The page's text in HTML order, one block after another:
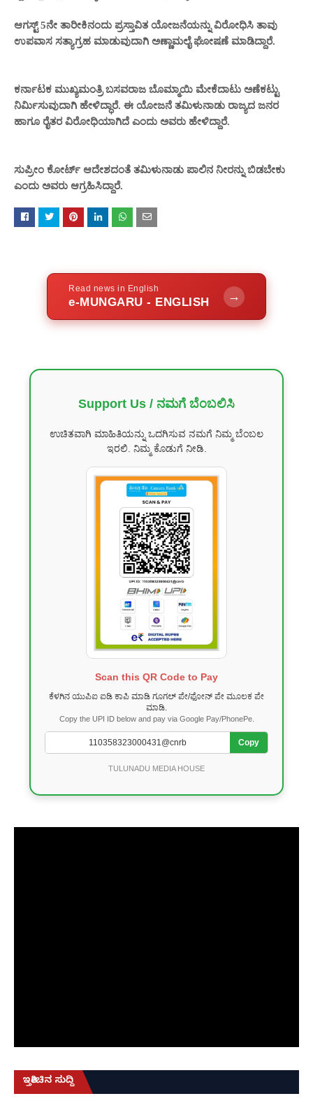
ಆಗಸ್ಟ್ 5ನೇ ತಾರೀಕಿನಂದು ಪ್ರಸ್ತಾವಿತ ಯೋಜನೆಯನ್ನು ವಿರೋಧಿಸಿ ತಾವು
ಉಪವಾಸ ಸತ್ಯಾಗ್ರಹ ಮಾಡುವುದಾಗಿ ಅಣ್ಣಾಮಲೈ ಘೋಷಣೆ ಮಾಡಿದ್ದಾರೆ.
ಕರ್ನಾಟಕ ಮುಖ್ಯಮಂತ್ರಿ ಬಸವರಾಜ ಬೊಮ್ಮಾಯಿ ಮೇಕೆದಾಟು ಅಣೆಕಟ್ಟು
ನಿರ್ಮಿಸುವುದಾಗಿ ಹೇಳಿದ್ಧಾರೆ. ಈ ಯೋಜನೆ ತಮಿಳುನಾಡು ರಾಜ್ಯದ ಜನರ
ಹಾಗೂ ರೈತರ ವಿರೋಧಿಯಾಗಿದೆ ಎಂದು ಅವರು ಹೇಳಿದ್ದಾರೆ.
ಸುಪ್ರೀಂ ಕೋರ್ಟ್ ಆದೇಶದಂತೆ ತಮಿಳುನಾಡು ಪಾಲಿನ ನೀರನ್ನು ಬಿಡಬೇಕು
ಎಂದು ಅವರು ಆಗ್ರಹಿಸಿದ್ದಾರೆ.
Read news in English
e-MUNGARU - ENGLISH →
Support Us / ನಮಗೆ ಬೆಂಬಲಿಸಿ
ಉಚಿತವಾಗಿ ಮಾಹಿತಿಯನ್ನು ಒದಗಿಸುವ ನಮಗೆ ನಿಮ್ಮ ಬೆಂಬಲ
ಇರಲಿ. ನಿಮ್ಮ ಕೊಡುಗೆ ನೀಡಿ.
Scan this QR Code to Pay
ಕೆಳಗಿನ ಯುಪಿಐ ಐಡಿ ಕಾಪಿ ಮಾಡಿ ಗೂಗಲ್ ಪೇ/ಫೋನ್ ಪೇ ಮೂಲಕ ಪೇ
ಮಾಡಿ.
Copy the UPI ID below and pay via Google Pay/PhonePe.
Copy
TULUNADU MEDIA HOUSE
ಇತ್ತೀಚಿನ ಸುದ್ದಿ